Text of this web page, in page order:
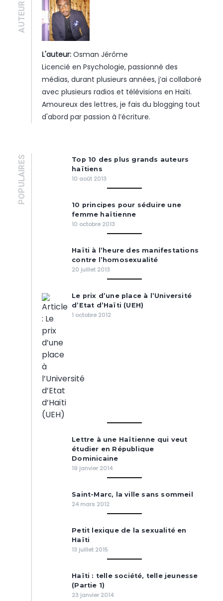
AUTEUR·E
L'auteur: Osman Jérôme
Licencié en Psychologie, passionné des
médias, durant plusieurs années, j’ai collaboré
avec plusieurs radios et télévisions en Haïti.
Amoureux des lettres, je fais du blogging tout
d'abord par passion à l’écriture.
POPULAIRES
Top 10 des plus grands auteurs
haïtiens
10 août 2013
10 principes pour séduire une
femme haïtienne
10 octobre 2013
Haïti à l’heure des manifestations
contre l’homosexualité
20 juillet 2013
Le prix d’une place à l’Université
d’Etat d’Haïti (UEH)
1 octobre 2012
Lettre à une Haïtienne qui veut
étudier en République
Dominicaine
19 janvier 2014
Saint-Marc, la ville sans sommeil
24 mars 2012
Petit lexique de la sexualité en
Haïti
13 juillet 2015
Haïti : telle société, telle jeunesse
(Partie 1)
23 janvier 2014